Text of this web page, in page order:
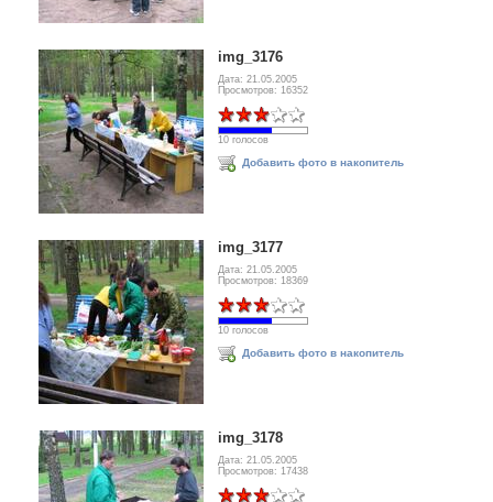
img_3176
Дата: 21.05.2005
Просмотров: 16352
10 голосов
Добавить фото в накопитель
img_3177
Дата: 21.05.2005
Просмотров: 18369
10 голосов
Добавить фото в накопитель
img_3178
Дата: 21.05.2005
Просмотров: 17438